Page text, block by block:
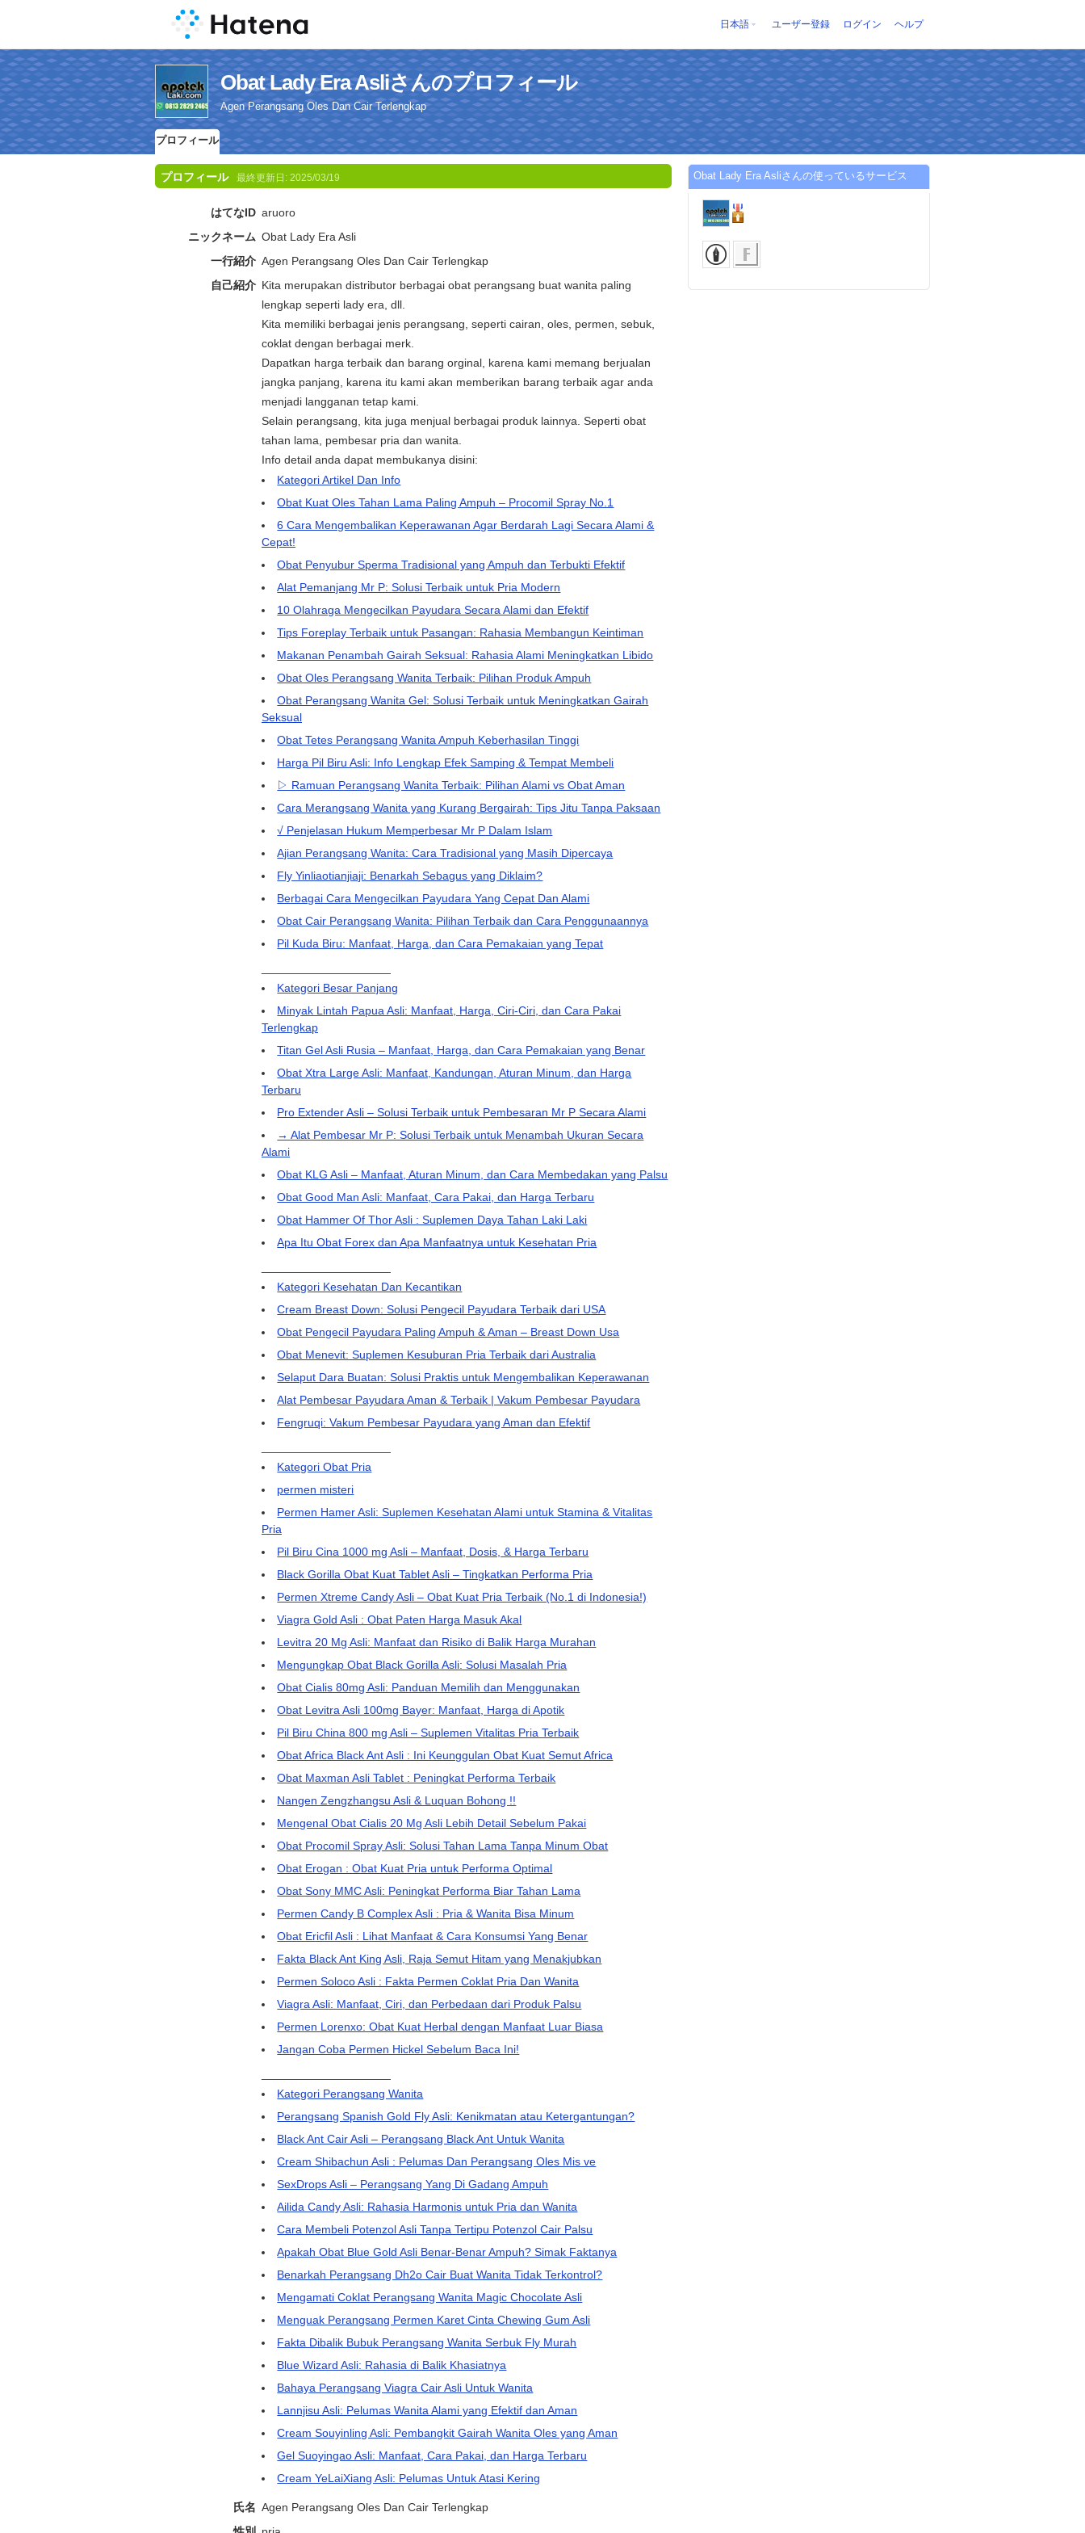
日本語 ユーザー登録 ログイン ヘルプ
Obat Lady Era Asliさんのプロフィール
Agen Perangsang Oles Dan Cair Terlengkap
プロフィール
プロフィール 最終更新日: 2025/03/19
はてなID aruoro
ニックネーム Obat Lady Era Asli
一行紹介 Agen Perangsang Oles Dan Cair Terlengkap
自己紹介 Kita merupakan distributor berbagai obat perangsang buat wanita paling
lengkap seperti lady era, dll.
Kita memiliki berbagai jenis perangsang, seperti cairan, oles, permen, sebuk,
coklat dengan berbagai merk.
Dapatkan harga terbaik dan barang orginal, karena kami memang berjualan
jangka panjang, karena itu kami akan memberikan barang terbaik agar anda
menjadi langganan tetap kami.
Selain perangsang, kita juga menjual berbagai produk lainnya. Seperti obat
tahan lama, pembesar pria dan wanita.
Info detail anda dapat membukanya disini:
Kategori Artikel Dan Info
Obat Kuat Oles Tahan Lama Paling Ampuh – Procomil Spray No.1
6 Cara Mengembalikan Keperawanan Agar Berdarah Lagi Secara Alami &
Cepat!
Obat Penyubur Sperma Tradisional yang Ampuh dan Terbukti Efektif
Alat Pemanjang Mr P: Solusi Terbaik untuk Pria Modern
10 Olahraga Mengecilkan Payudara Secara Alami dan Efektif
Tips Foreplay Terbaik untuk Pasangan: Rahasia Membangun Keintiman
Makanan Penambah Gairah Seksual: Rahasia Alami Meningkatkan Libido
Obat Oles Perangsang Wanita Terbaik: Pilihan Produk Ampuh
Obat Perangsang Wanita Gel: Solusi Terbaik untuk Meningkatkan Gairah
Seksual
Obat Tetes Perangsang Wanita Ampuh Keberhasilan Tinggi
Harga Pil Biru Asli: Info Lengkap Efek Samping & Tempat Membeli
▷ Ramuan Perangsang Wanita Terbaik: Pilihan Alami vs Obat Aman
Cara Merangsang Wanita yang Kurang Bergairah: Tips Jitu Tanpa Paksaan
√ Penjelasan Hukum Memperbesar Mr P Dalam Islam
Ajian Perangsang Wanita: Cara Tradisional yang Masih Dipercaya
Fly Yinliaotianjiaji: Benarkah Sebagus yang Diklaim?
Berbagai Cara Mengecilkan Payudara Yang Cepat Dan Alami
Obat Cair Perangsang Wanita: Pilihan Terbaik dan Cara Penggunaannya
Pil Kuda Biru: Manfaat, Harga, dan Cara Pemakaian yang Tepat
Kategori Besar Panjang
Minyak Lintah Papua Asli: Manfaat, Harga, Ciri-Ciri, dan Cara Pakai
Terlengkap
Titan Gel Asli Rusia – Manfaat, Harga, dan Cara Pemakaian yang Benar
Obat Xtra Large Asli: Manfaat, Kandungan, Aturan Minum, dan Harga
Terbaru
Pro Extender Asli – Solusi Terbaik untuk Pembesaran Mr P Secara Alami
→ Alat Pembesar Mr P: Solusi Terbaik untuk Menambah Ukuran Secara
Alami
Obat KLG Asli – Manfaat, Aturan Minum, dan Cara Membedakan yang Palsu
Obat Good Man Asli: Manfaat, Cara Pakai, dan Harga Terbaru
Obat Hammer Of Thor Asli : Suplemen Daya Tahan Laki Laki
Apa Itu Obat Forex dan Apa Manfaatnya untuk Kesehatan Pria
Kategori Kesehatan Dan Kecantikan
Cream Breast Down: Solusi Pengecil Payudara Terbaik dari USA
Obat Pengecil Payudara Paling Ampuh & Aman – Breast Down Usa
Obat Menevit: Suplemen Kesuburan Pria Terbaik dari Australia
Selaput Dara Buatan: Solusi Praktis untuk Mengembalikan Keperawanan
Alat Pembesar Payudara Aman & Terbaik | Vakum Pembesar Payudara
Fengruqi: Vakum Pembesar Payudara yang Aman dan Efektif
Kategori Obat Pria
permen misteri
Permen Hamer Asli: Suplemen Kesehatan Alami untuk Stamina & Vitalitas
Pria
Pil Biru Cina 1000 mg Asli – Manfaat, Dosis, & Harga Terbaru
Black Gorilla Obat Kuat Tablet Asli – Tingkatkan Performa Pria
Permen Xtreme Candy Asli – Obat Kuat Pria Terbaik (No.1 di Indonesia!)
Viagra Gold Asli : Obat Paten Harga Masuk Akal
Levitra 20 Mg Asli: Manfaat dan Risiko di Balik Harga Murahan
Mengungkap Obat Black Gorilla Asli: Solusi Masalah Pria
Obat Cialis 80mg Asli: Panduan Memilih dan Menggunakan
Obat Levitra Asli 100mg Bayer: Manfaat, Harga di Apotik
Pil Biru China 800 mg Asli – Suplemen Vitalitas Pria Terbaik
Obat Africa Black Ant Asli : Ini Keunggulan Obat Kuat Semut Africa
Obat Maxman Asli Tablet : Peningkat Performa Terbaik
Nangen Zengzhangsu Asli & Luquan Bohong !!
Mengenal Obat Cialis 20 Mg Asli Lebih Detail Sebelum Pakai
Obat Procomil Spray Asli: Solusi Tahan Lama Tanpa Minum Obat
Obat Erogan : Obat Kuat Pria untuk Performa Optimal
Obat Sony MMC Asli: Peningkat Performa Biar Tahan Lama
Permen Candy B Complex Asli : Pria & Wanita Bisa Minum
Obat Ericfil Asli : Lihat Manfaat & Cara Konsumsi Yang Benar
Fakta Black Ant King Asli, Raja Semut Hitam yang Menakjubkan
Permen Soloco Asli : Fakta Permen Coklat Pria Dan Wanita
Viagra Asli: Manfaat, Ciri, dan Perbedaan dari Produk Palsu
Permen Lorenxo: Obat Kuat Herbal dengan Manfaat Luar Biasa
Jangan Coba Permen Hickel Sebelum Baca Ini!
Kategori Perangsang Wanita
Perangsang Spanish Gold Fly Asli: Kenikmatan atau Ketergantungan?
Black Ant Cair Asli – Perangsang Black Ant Untuk Wanita
Cream Shibachun Asli : Pelumas Dan Perangsang Oles Mis ve
SexDrops Asli – Perangsang Yang Di Gadang Ampuh
Ailida Candy Asli: Rahasia Harmonis untuk Pria dan Wanita
Cara Membeli Potenzol Asli Tanpa Tertipu Potenzol Cair Palsu
Apakah Obat Blue Gold Asli Benar-Benar Ampuh? Simak Faktanya
Benarkah Perangsang Dh2o Cair Buat Wanita Tidak Terkontrol?
Mengamati Coklat Perangsang Wanita Magic Chocolate Asli
Menguak Perangsang Permen Karet Cinta Chewing Gum Asli
Fakta Dibalik Bubuk Perangsang Wanita Serbuk Fly Murah
Blue Wizard Asli: Rahasia di Balik Khasiatnya
Bahaya Perangsang Viagra Cair Asli Untuk Wanita
Lannjisu Asli: Pelumas Wanita Alami yang Efektif dan Aman
Cream Souyinling Asli: Pembangkit Gairah Wanita Oles yang Aman
Gel Suoyingao Asli: Manfaat, Cara Pakai, dan Harga Terbaru
Cream YeLaiXiang Asli: Pelumas Untuk Atasi Kering
氏名 Agen Perangsang Oles Dan Cair Terlengkap
Obat Lady Era Asliさんの使っているサービス